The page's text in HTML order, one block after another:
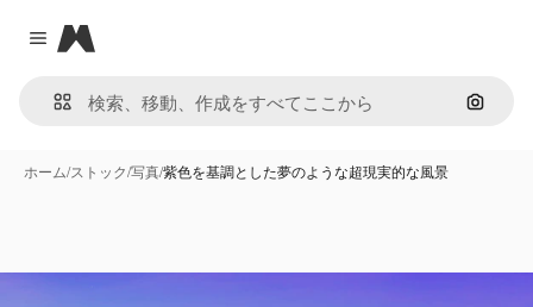
Close menu
Magnific
画像で
ホーム/ストック/写真/紫色を基調とした夢のような超現実的な風景